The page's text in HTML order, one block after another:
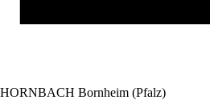
HORNBACH Bornheim (Pfalz)